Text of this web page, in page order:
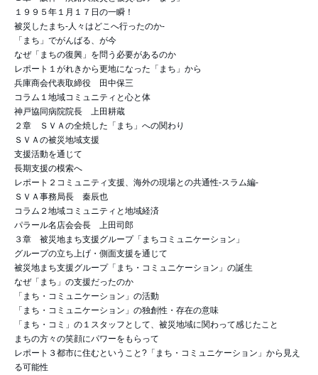
１９９５年１月１７日の一瞬！
被災したまち-人々はどこへ行ったのか-
「まち」でがんばる、が今
なぜ「まちの復興」を問う必要があるのか
レポート１がれきから更地になった「まち」から
兵庫商会代表取締役 田中保三
コラム１地域コミュニティと心と体
神戸協同病院院長 上田耕蔵
２章 ＳＶＡの全焼した「まち」への関わり
ＳＶＡの被災地域支援
支援活動を通じて
長期支援の模索へ
レポート２コミュニティ支援、海外の現場との共通性-スラム編-
ＳＶＡ事務局長 秦辰也
コラム２地域コミュニティと地域経済
パラール名店会会長 上田司郎
３章 被災地まち支援グループ「まちコミュニケーション」
グループの立ち上げ・側面支援を通じて
被災地まち支援グループ「まち・コミュニケーション」の誕生
なぜ「まち」の支援だったのか
「まち・コミュニケーション」の活動
「まち・コミュニケーション」の独創性・存在の意味
「まち・コミ」の１スタッフとして、被災地域に関わって感じたこと
まちの方々の笑顔にパワーをもらって
レポート３都市に住むということ?「まち・コミュニケーション」から見え
る可能性